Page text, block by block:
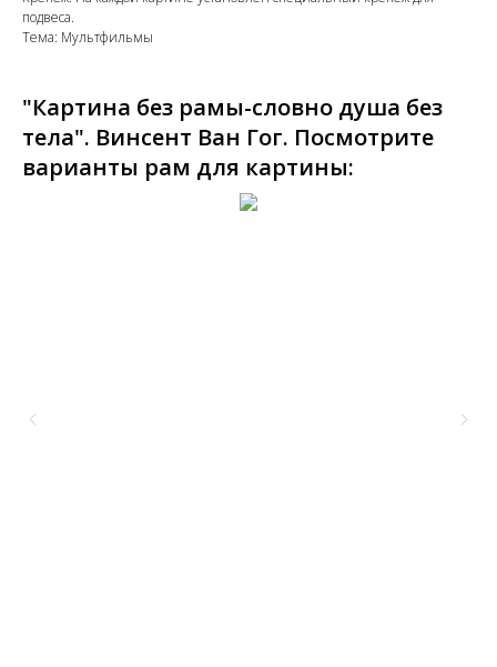
подвеса.
Тема: Мультфильмы
"Картина без рамы-словно душа без
тела". Винсент Ван Гог. Посмотрите
варианты рам для картины: